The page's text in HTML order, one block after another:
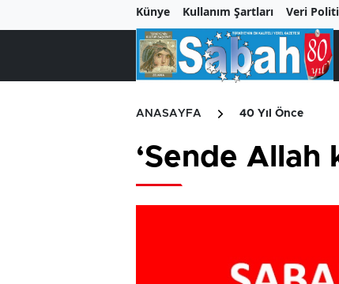
Künye Kullanım Şartları Veri
ANASAYFA 40 Yıl Önce
‘Sende Allah